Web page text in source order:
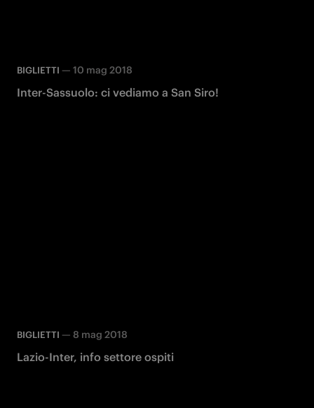
BIGLIETTI — 10 mag 2018
Inter-Sassuolo: ci vediamo a San Siro!
BIGLIETTI — 8 mag 2018
Lazio-Inter, info settore ospiti